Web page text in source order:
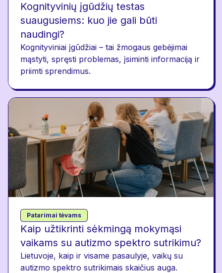
Kognityvinių įgūdžių testas
suaugusiems: kuo jie gali būti
naudingi?
Kognityviniai įgūdžiai – tai žmogaus gebėjimai
mąstyti, spręsti problemas, įsiminti informaciją ir
priimti sprendimus.
Patarimai tėvams
Kaip užtikrinti sėkmingą mokymąsi
vaikams su autizmo spektro sutrikimu?
Lietuvoje, kaip ir visame pasaulyje, vaikų su
autizmo spektro sutrikimais skaičius auga.